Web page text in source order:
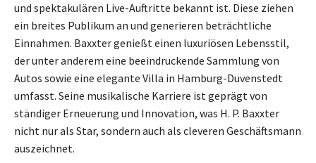
und spektakulären Live-Auftritte bekannt ist. Diese ziehen
ein breites Publikum an und generieren beträchtliche
Einnahmen. Baxxter genießt einen luxuriösen Lebensstil,
der unter anderem eine beeindruckende Sammlung von
Autos sowie eine elegante Villa in Hamburg-Duvenstedt
umfasst. Seine musikalische Karriere ist geprägt von
ständiger Erneuerung und Innovation, was H. P. Baxxter
nicht nur als Star, sondern auch als cleveren Geschäftsmann
auszeichnet.